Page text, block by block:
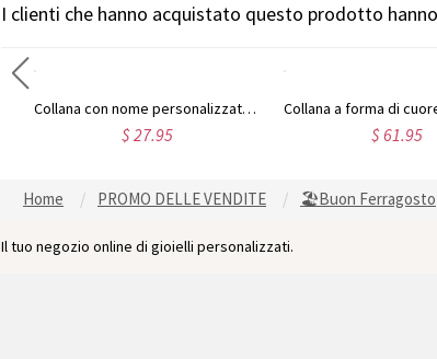
I clienti che hanno acquistato questo prodotto
Collana con nome personalizzato in argento Sterling 925, elegante, regalo di compleanno per San Valentino e anniversario per lei
$ 27.95 $ 61.95
Home PROMO DELLE VENDITE 🏖️Buon Ferragosto
Il tuo negozio online di gioielli personalizzati.